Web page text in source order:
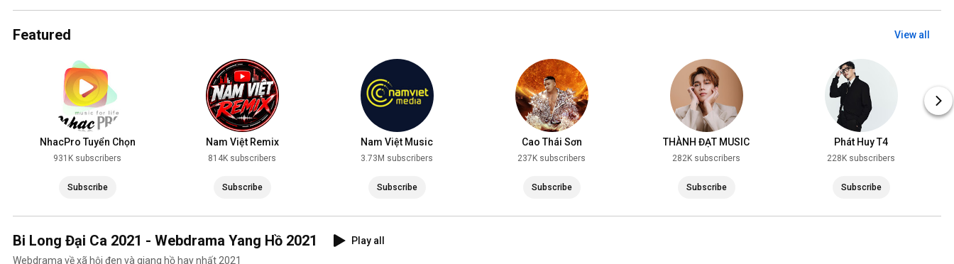
Featured View all
NhacPro Tuyển Chọn
931K subscribers
Subscribe
Nam Việt Remix
814K subscribers
Subscribe
Nam Việt Music
3.73M subscribers
Subscribe
Cao Thái Sơn
237K subscribers
Subscribe
THÀNH ĐẠT MUSIC
282K subscribers
Subscribe
Phát Huy T4
228K subscribers
Subscribe
Bi Long Đại Ca 2021 - Webdrama Yang Hồ 2021
Play all
Webdrama về xã hội đen và giang hồ hay nhất 2021